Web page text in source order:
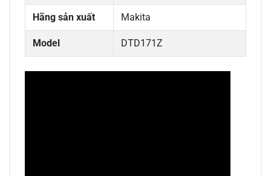
Hãng sản xuất Makita
Model DTD171Z